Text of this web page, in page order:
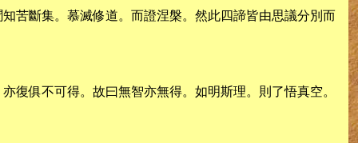
苦斷集。慕滅修道。而證涅槃。然此四諦皆由思議分別而
復俱不可得。故曰無智亦無得。如明斯理。則了悟真空。